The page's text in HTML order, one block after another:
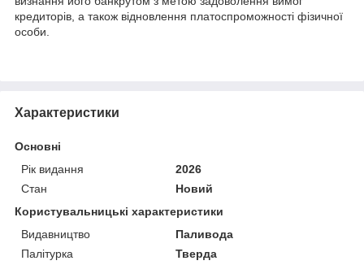
кредиторів, а також відновлення платоспроможності фізичної
особи.
Характеристики
Основні
Рік видання
2026
Стан
Новий
Користувальницькі характеристики
Видавництво
Паливода
Палітурка
Тверда